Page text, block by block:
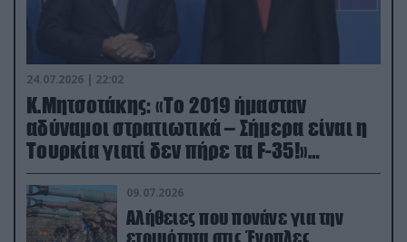
24.07.2026 | 22:02
Κ.Μητσοτάκης: «Το 2019 ήμασταν
αδύναμοι στρατιωτικά – Σήμερα είναι η
Τουρκία γιατί δεν πήρε τα F-35!»
(βίντεο)
09.07.2026
Αλήθειες που πονάνε για την
ετοιμότητα στις Ένοπλες